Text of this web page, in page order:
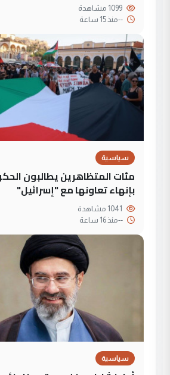
--منذ 15 ساعة
سياسية
مئات المتظاهرين يطالبون
بإنهاء تعاونها مع "إسرائيل"
--منذ 16 ساعة
سياسية